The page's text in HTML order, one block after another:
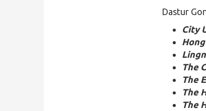
Dastur
City
The
The
The
The